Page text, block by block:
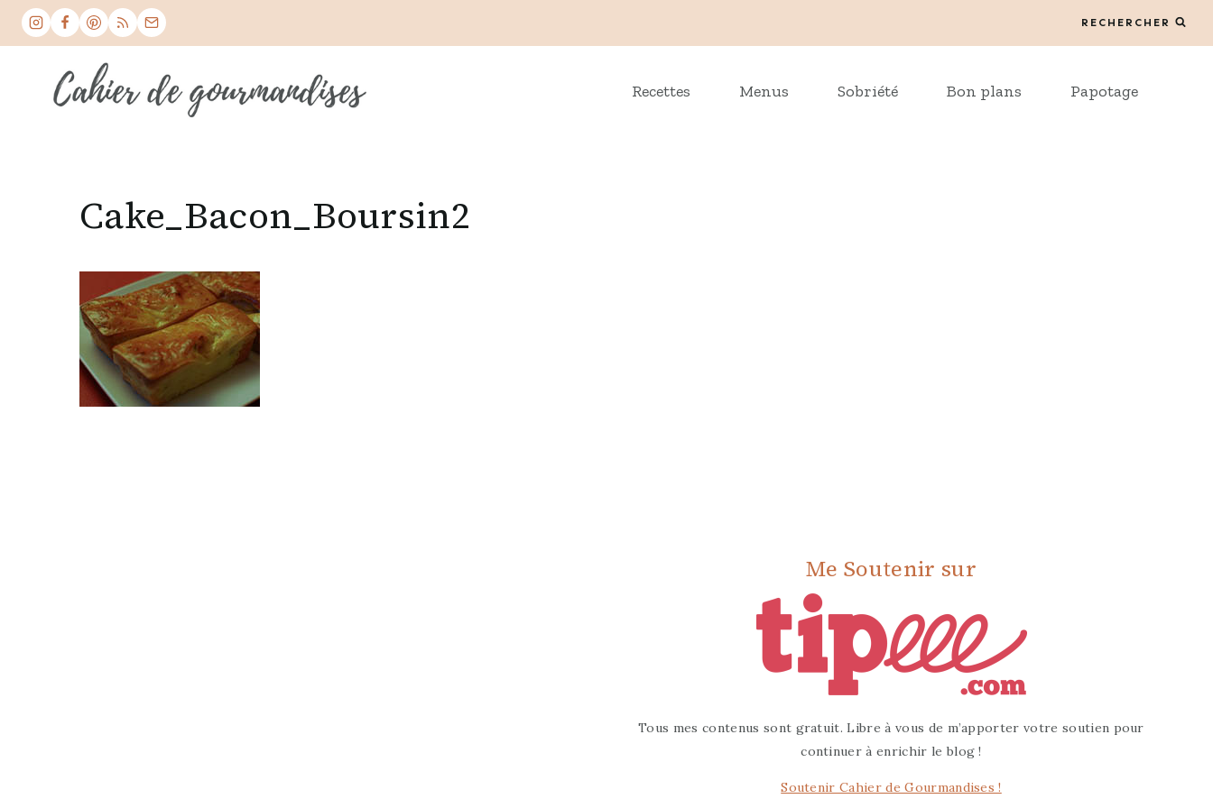
Skip
RECHERCHER
Recettes Menus Sobriété Bon plans Papotage
Cake_Bacon_Boursin2
Me Soutenir sur
Tous mes contenus sont gratuit. Libre à vous de m’apporter votre soutien pour
continuer à enrichir le blog !
Soutenir Cahier de Gourmandises !